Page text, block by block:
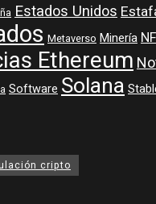
Estados Unidos
Metaverso Minería
Ethereum
SoftwareSolana
cripto